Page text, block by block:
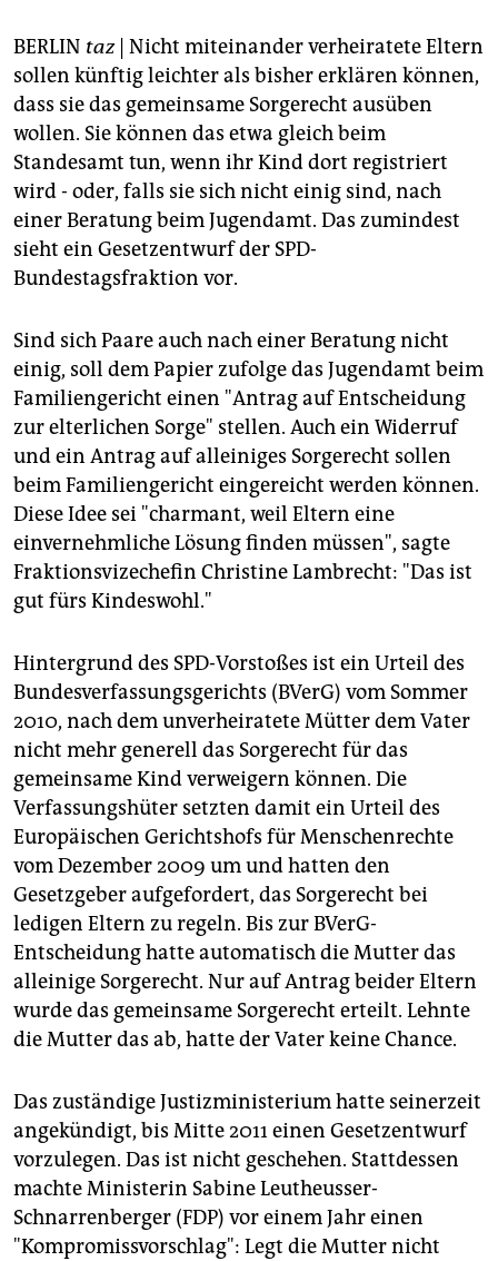
genossenschaft
epaper login
BERLIN taz| Nicht miteinander verheiratete Eltern
sollen künftig leichter als bisher erklären können,
dass sie das gemeinsame Sorgerecht ausüben
wollen. Sie können das etwa gleich beim
Standesamt tun, wenn ihr Kind dort registriert
wird - oder, falls sie sich nicht einig sind, nach
einer Beratung beim Jugendamt. Das zumindest
sieht ein Gesetzentwurf der SPD-
Bundestagsfraktion vor.
Sind sich Paare auch nach einer Beratung nicht
einig, soll dem Papier zufolge das Jugendamt beim
Familiengericht einen "Antrag auf Entscheidung
zur elterlichen Sorge" stellen. Auch ein Widerruf
und ein Antrag auf alleiniges Sorgerecht sollen
beim Familiengericht eingereicht werden können.
Diese Idee sei "charmant, weil Eltern eine
einvernehmliche Lösung finden müssen", sagte
Fraktionsvizechefin Christine Lambrecht: "Das ist
gut fürs Kindeswohl."
Hintergrund des SPD-Vorstoßes ist ein Urteil des
Bundesverfassungsgerichts (BVerG) vom Sommer
2010, nach dem unverheiratete Mütter dem Vater
nicht mehr generell das Sorgerecht für das
gemeinsame Kind verweigern können. Die
Verfassungshüter setzten damit ein Urteil des
Europäischen Gerichtshofs für Menschenrechte
vom Dezember 2009 um und hatten den
Gesetzgeber aufgefordert, das Sorgerecht bei
ledigen Eltern zu regeln. Bis zur BVerG-
Entscheidung hatte automatisch die Mutter das
alleinige Sorgerecht. Nur auf Antrag beider Eltern
wurde das gemeinsame Sorgerecht erteilt. Lehnte
die Mutter das ab, hatte der Vater keine Chance.
Das zuständige Justizministerium hatte seinerzeit
angekündigt, bis Mitte 2011 einen Gesetzentwurf
vorzulegen. Das ist nicht geschehen. Stattdessen
machte Ministerin Sabine Leutheusser-
Schnarrenberger (FDP) vor einem Jahr einen
"Kompromissvorschlag": Legt die Mutter nicht